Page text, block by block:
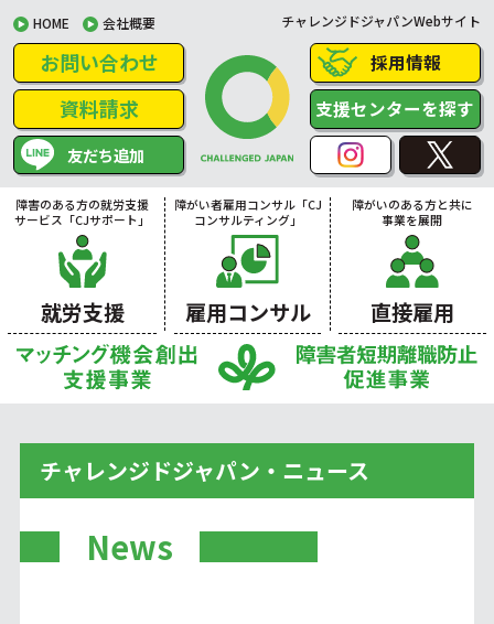
HOME 会社概要 チャレンジドジャパンWebサイト
お問い合わせ
資料請求
友だち追加
採用情報
支援センターを探す
障害のある方の就労支援
サービス「CJサポート」
就労支援
障がい者雇用コンサル「CJ
コンサルティング」
雇用コンサル
障がいのある方と共に
事業を展開
直接雇用
チャレンジドジャパン・ニュース
News